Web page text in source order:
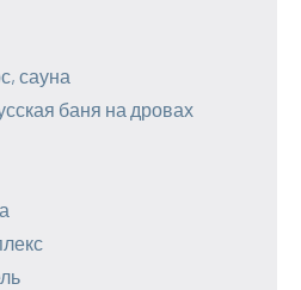
сауна
баня на дровах